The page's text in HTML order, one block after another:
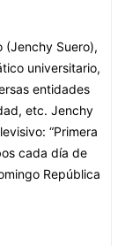
(Jenchy Suero),
universitario,
entidades
etc. Jenchy
“Primera
cada día de
República